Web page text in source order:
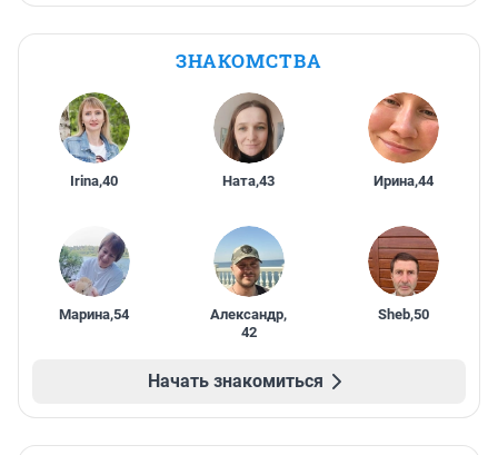
ЗНАКОМСТВА
Irina,40 Ната,43 Ирина,44
Марина,54 Александр,
42
Sheb,50
Начать знакомиться